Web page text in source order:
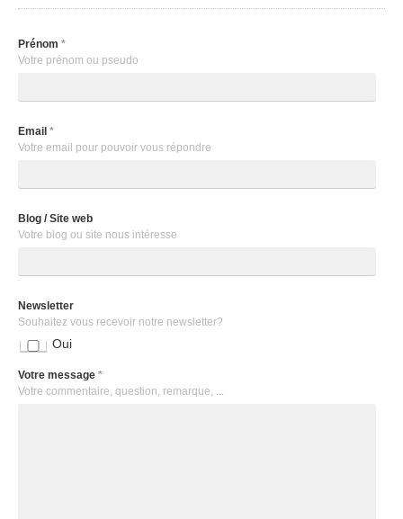
Prénom *
Votre prénom ou pseudo
Email *
Votre email pour pouvoir vous répondre
Blog / Site web
Votre blog ou site nous intéresse
Newsletter
Souhaitez vous recevoir notre newsletter?
Oui
Votre message *
Votre commentaire, question, remarque, ...